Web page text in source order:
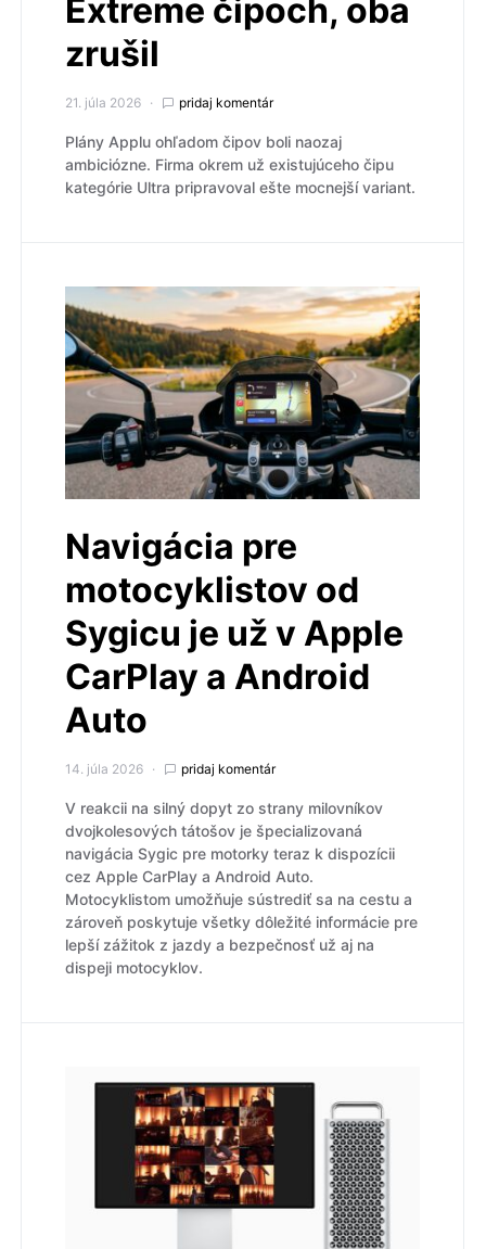
Extreme čipoch, oba
zrušil
21. júla 2026 pridaj komentár
Plány Applu ohľadom čipov boli naozaj
ambiciózne. Firma okrem už existujúceho čipu
kategórie Ultra pripravoval ešte mocnejší variant.
Navigácia pre
motocyklistov od
Sygicu je už v Apple
CarPlay a Android
Auto
14. júla 2026 pridaj komentár
V reakcii na silný dopyt zo strany milovníkov
dvojkolesových tátošov je špecializovaná
navigácia Sygic pre motorky teraz k dispozícii
cez Apple CarPlay a Android Auto.
Motocyklistom umožňuje sústrediť sa na cestu a
zároveň poskytuje všetky dôležité informácie pre
lepší zážitok z jazdy a bezpečnosť už aj na
dispeji motocyklov.